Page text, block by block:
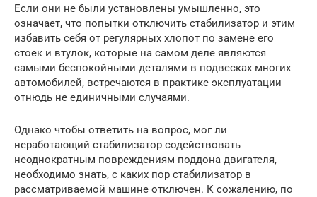
Если они не были установлены умышленно, это
означает, что попытки отключить стабилизатор и этим
избавить себя от регулярных хлопот по замене его
стоек и втулок, которые на самом деле являются
самыми беспокойными деталями в подвесках многих
автомобилей, встречаются в практике эксплуатации
отнюдь не единичными случаями.
Однако чтобы ответить на вопрос, мог ли
неработающий стабилизатор содействовать
неоднократным повреждениям поддона двигателя,
необходимо знать, с каких пор стабилизатор в
рассматриваемой машине отключен. К сожалению, по